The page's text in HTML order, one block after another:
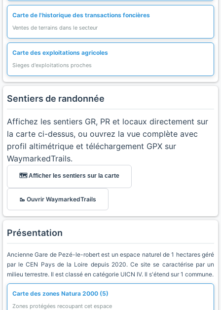
Carte de l'historique des transactions foncières
Ventes de terrains dans le secteur
Carte des exploitations agricoles
Sieges d'exploitations proches
Sentiers de randonnée
Affichez les sentiers GR, PR et locaux directement sur
la carte ci-dessus, ou ouvrez la vue complète avec
profil altimétrique et téléchargement GPX sur
WaymarkedTrails.
🗺️ Afficher les sentiers sur la carte
🥾 Ouvrir WaymarkedTrails
Présentation
Ancienne Gare de Pezé-le-robert est un espace naturel de 1 hectares géré
par le CEN Pays de la Loire depuis 2020. Ce site se caractérise par un
milieu terrestre. Il est classé en catégorie UICN IV. Il s'étend sur 1 commune.
Carte des zones Natura 2000 (5)
Zones protégées recoupant cet espace